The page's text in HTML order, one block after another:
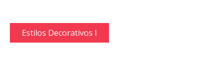
Estilos Decorativos I